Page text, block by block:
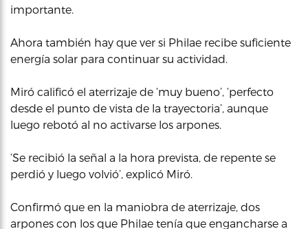
importante.
Ahora también hay que ver si Philae recibe suficiente
energía solar para continuar su actividad.
Miró calificó el aterrizaje de ‘muy bueno’, ‘perfecto
desde el punto de vista de la trayectoria’, aunque
luego rebotó al no activarse los arpones.
‘Se recibió la señal a la hora prevista, de repente se
perdió y luego volvió’, explicó Miró.
Confirmó que en la maniobra de aterrizaje, dos
arpones con los que Philae tenía que engancharse a